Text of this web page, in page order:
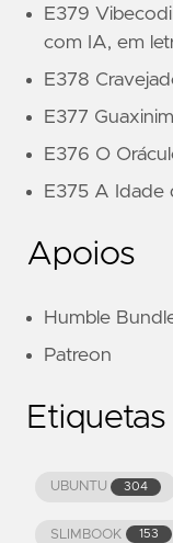
E379
com IA, em
E378
E377
E376 O
E375 A Idade
Apoios
Humble
Patreon
Etiquetas
UBUNTU 304
SLIMBOOK 153